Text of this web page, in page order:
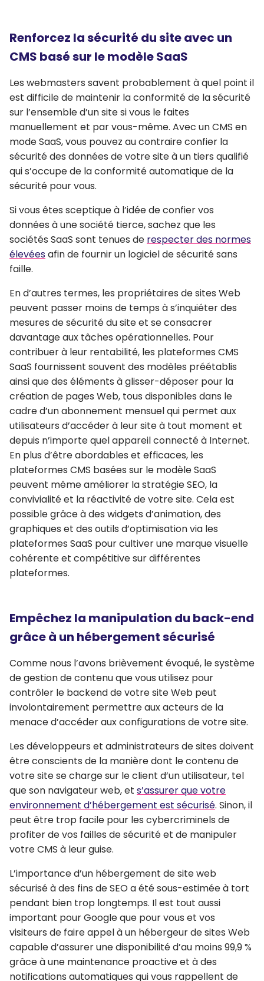
Renforcez la sécurité du site avec un
CMS basé sur le modèle SaaS
Les webmasters savent probablement à quel point il
est difficile de maintenir la conformité de la sécurité
sur l’ensemble d’un site si vous le faites
manuellement et par vous-même. Avec un CMS en
mode SaaS, vous pouvez au contraire confier la
sécurité des données de votre site à un tiers qualifié
qui s’occupe de la conformité automatique de la
sécurité pour vous.
Si vous êtes sceptique à l’idée de confier vos
données à une société tierce, sachez que les
sociétés SaaS sont tenues de respecter des normes
élevéesafin de fournir un logiciel de sécurité sans
faille.
En d’autres termes, les propriétaires de sites Web
peuvent passer moins de temps à s’inquiéter des
mesures de sécurité du site et se consacrer
davantage aux tâches opérationnelles. Pour
contribuer à leur rentabilité, les plateformes CMS
SaaS fournissent souvent des modèles préétablis
ainsi que des éléments à glisser-déposer pour la
création de pages Web, tous disponibles dans le
cadre d’un abonnement mensuel qui permet aux
utilisateurs d’accéder à leur site à tout moment et
depuis n’importe quel appareil connecté à Internet.
En plus d’être abordables et efficaces, les
plateformes CMS basées sur le modèle SaaS
peuvent même améliorer la stratégie SEO, la
convivialité et la réactivité de votre site. Cela est
possible grâce à des widgets d’animation, des
graphiques et des outils d’optimisation via les
plateformes SaaS pour cultiver une marque visuelle
cohérente et compétitive sur différentes
plateformes.
Empêchez la manipulation du back-end
grâce à un hébergement sécurisé
Comme nous l’avons brièvement évoqué, le système
de gestion de contenu que vous utilisez pour
contrôler le backend de votre site Web peut
involontairement permettre aux acteurs de la
menace d’accéder aux configurations de votre site.
Les développeurs et administrateurs de sites doivent
être conscients de la manière dont le contenu de
votre site se charge sur le client d’un utilisateur, tel
que son navigateur web, et s’assurer que votre
environnement d’hébergement est sécurisé. Sinon, il
peut être trop facile pour les cybercriminels de
profiter de vos failles de sécurité et de manipuler
votre CMS à leur guise.
L’importance d’un hébergement de site web
sécurisé à des fins de SEO a été sous-estimée à tort
pendant bien trop longtemps. Il est tout aussi
important pour Google que pour vous et vos
visiteurs de faire appel à un hébergeur de sites Web
capable d’assurer une disponibilité d’au moins 99,9 %
grâce à une maintenance proactive et à des
notifications automatiques qui vous rappellent de